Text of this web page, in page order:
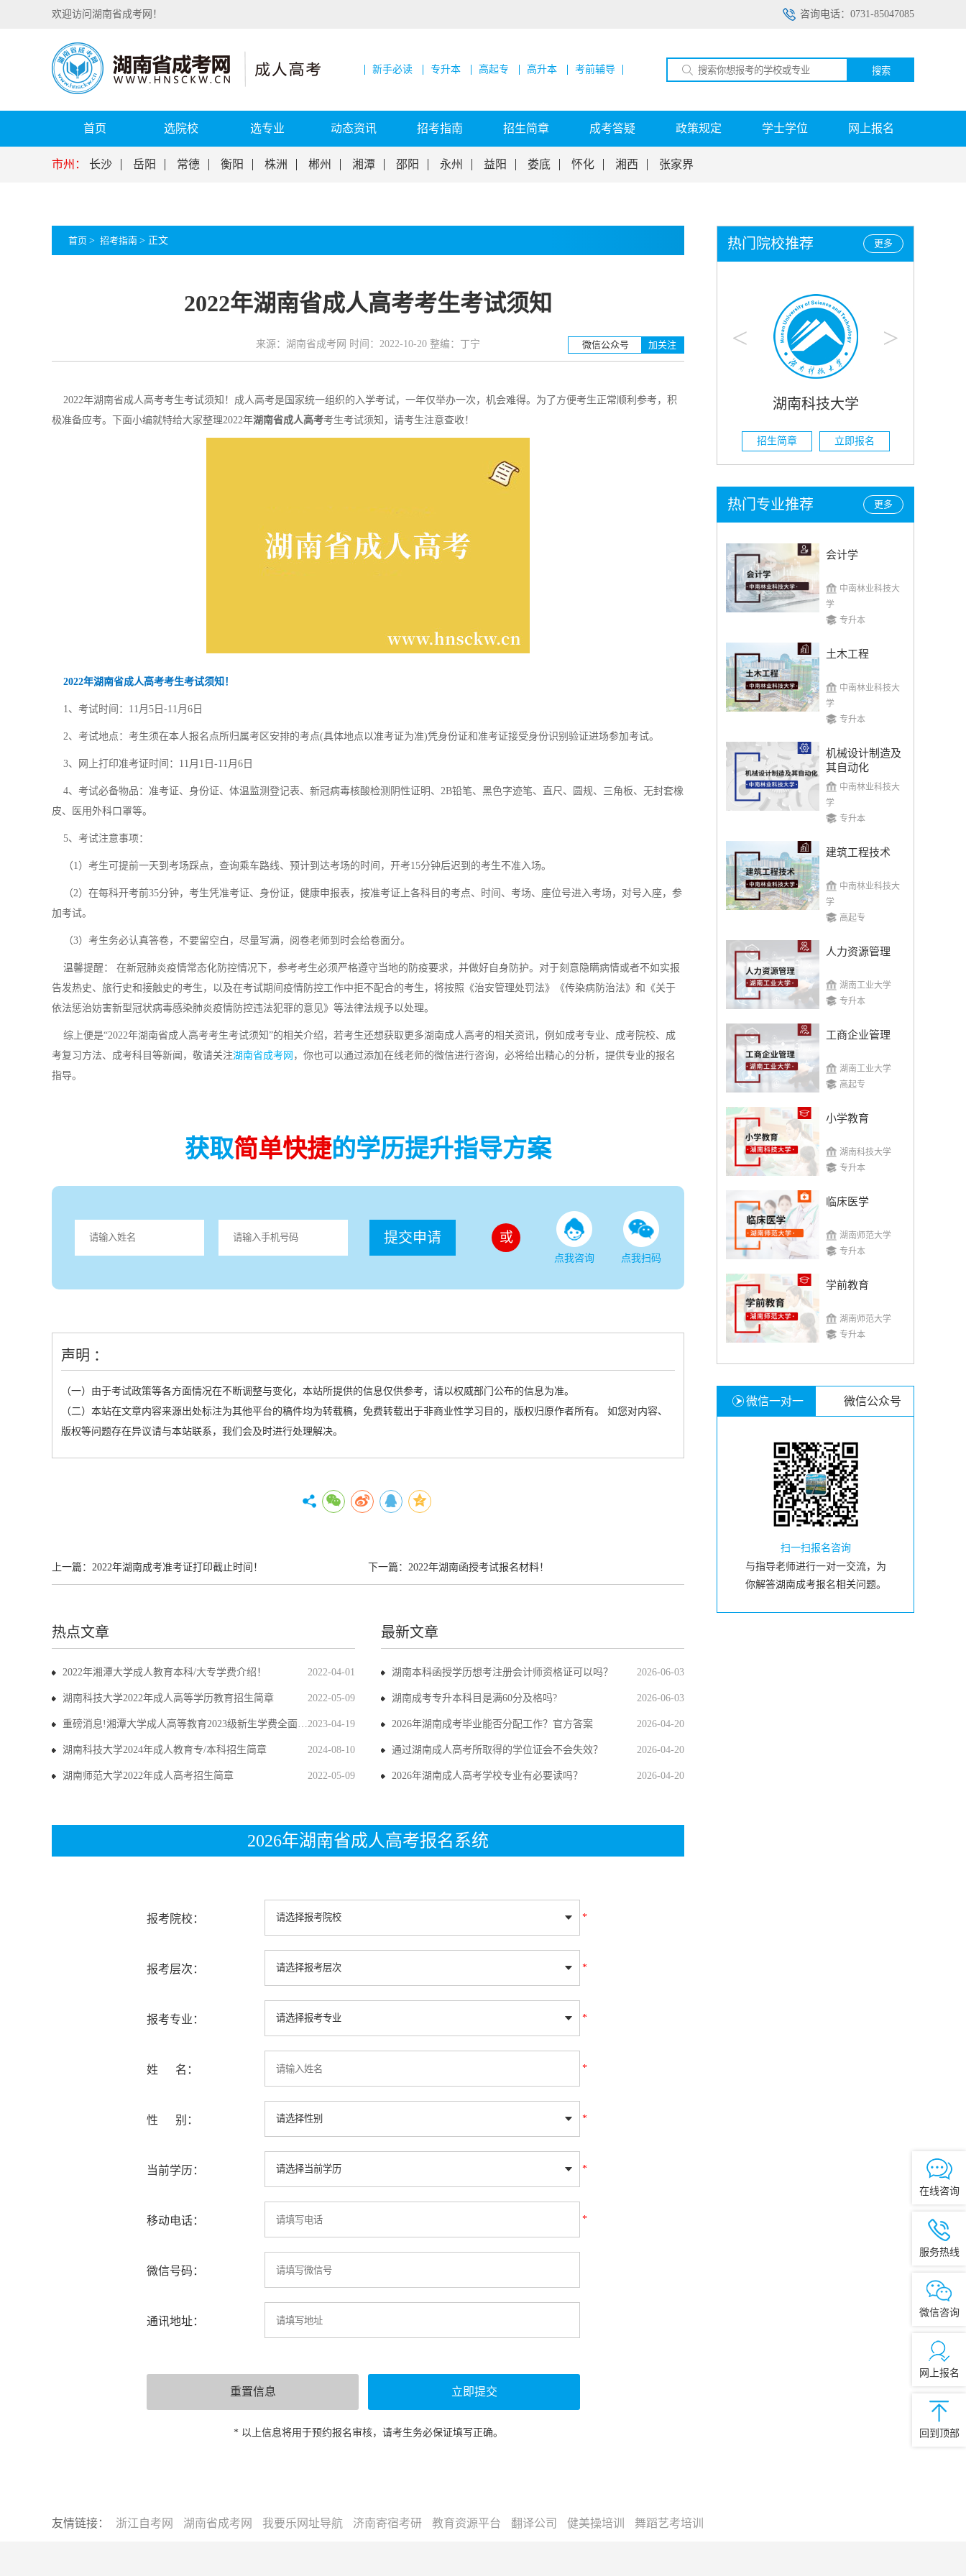
咨询电话：0731-85047085
欢迎访问湖南省成考网！
新手必读 专升本 高起专 高升本 考前辅导 搜索
首页 选院校 选专业 动态资讯 招考指南 招生简章 成考答疑 政策规定 学士学位 网上报名
市州： 长沙 岳阳 常德 衡阳 株洲 郴州 湘潭 邵阳 永州 益阳 娄底 怀化 湘西 张家界
首页 > 招考指南 > 正文
2022年湖南省成人高考考生考试须知
来源：湖南省成考网 时间：2022-10-20 整编：丁宁 微信公众号 加关注
2022年湖南省成人高考考生考试须知！成人高考是国家统一组织的入学考试，一年仅举办一次，机会难得。为了方便考生正常顺利参考，积
极准备应考。下面小编就特给大家整理2022年湖南省成人高考考生考试须知，请考生注意查收！
2022年湖南省成人高考考生考试须知！
1、考试时间：11月5日-11月6日
2、考试地点：考生须在本人报名点所归属考区安排的考点(具体地点以准考证为准)凭身份证和准考证接受身份识别验证进场参加考试。
3、网上打印准考证时间：11月1日-11月6日
4、考试必备物品：准考证、身份证、体温监测登记表、新冠病毒核酸检测阴性证明、2B铅笔、黑色字迹笔、直尺、圆规、三角板、无封套橡
皮、医用外科口罩等。
5、考试注意事项：
（1）考生可提前一天到考场踩点，查询乘车路线、预计到达考场的时间，开考15分钟后迟到的考生不准入场。
（2）在每科开考前35分钟，考生凭准考证、身份证，健康申报表，按准考证上各科目的考点、时间、考场、座位号进入考场，对号入座，参
加考试。
（3）考生务必认真答卷，不要留空白，尽量写满，阅卷老师到时会给卷面分。
温馨提醒： 在新冠肺炎疫情常态化防控情况下，参考考生必须严格遵守当地的防疫要求，并做好自身防护。对于刻意隐瞒病情或者不如实报
告发热史、旅行史和接触史的考生，以及在考试期间疫情防控工作中拒不配合的考生，将按照《治安管理处罚法》《传染病防治法》和《关于
依法惩治妨害新型冠状病毒感染肺炎疫情防控违法犯罪的意见》等法律法规予以处理。
综上便是“2022年湖南省成人高考考生考试须知”的相关介绍，若考生还想获取更多湖南成人高考的相关资讯，例如成考专业、成考院校、成
考复习方法、成考科目等新闻，敬请关注湖南省成考网 ，你也可以通过添加在线老师的微信进行咨询，必将给出精心的分析，提供专业的报名
指导。
获取简单快捷的学历提升指导方案
提交申请 或
点我咨询 点我扫码
声明 ：
（一）由于考试政策等各方面情况在不断调整与变化，本站所提供的信息仅供参考，请以权威部门公布的信息为准。
（二）本站在文章内容来源出处标注为其他平台的稿件均为转载稿，免费转载出于非商业性学习目的，版权归原作者所有。 如您对内容、
版权等问题存在异议请与本站联系，我们会及时进行处理解决。
上一篇： 2022年湖南成考准考证打印截止时间！ 下一篇： 2022年湖南函授考试报名材料！
热点文章
2022-04-01
2022年湘潭大学成人教育本科/大专学费介绍！
2022-05-09
湖南科技大学2022年成人高等学历教育招生简章
2023-04-19
重磅消息!湘潭大学成人高等教育2023级新生学费全面上调
2024-08-10
湖南科技大学2024年成人教育专/本科招生简章
2022-05-09
湖南师范大学2022年成人高考招生简章
最新文章
2026-06-03
湖南本科函授学历想考注册会计师资格证可以吗？
2026-06-03
湖南成考专升本科目是满60分及格吗?
2026-04-20
2026年湖南成考毕业能否分配工作？官方答案
2026-04-20
通过湖南成人高考所取得的学位证会不会失效？
2026-04-20
2026年湖南成人高考学校专业有必要读吗？
2026年湖南省成人高考报名系统
报考院校： *
报考层次： *
报考专业： *
姓 名： *
性 别： *
当前学历： *
移动电话： *
微信号码：
通讯地址：
* 以上信息将用于预约报名审核，请考生务必保证填写正确。
更多
热门院校推荐
< >
湖南工业大学
招生简章 立即报名
湖南科技大学 湖南农业大学
招生简章 立即报名
更多
热门专业推荐
会计学
中南林业科技大
学
专升本
土木工程
中南林业科技大
学
专升本
机械设计制造及
其自动化
中南林业科技大
学
专升本
建筑工程技术
中南林业科技大
学
高起专
人力资源管理
湖南工业大学
专升本
工商企业管理
湖南工业大学
高起专
小学教育
湖南科技大学
专升本
临床医学
湖南师范大学
专升本
学前教育
湖南师范大学
专升本
微信一对一 微信公众号
扫一扫报名咨询
与指导老师进行一对一交流，为
你解答湖南成考报名相关问题。
友情链接： 浙江自考网 湖南省成考网 我要乐网址导航 济南寄宿考研 教育资源平台 翻译公司 健美操培训 舞蹈艺考培训
在线咨询
服务热线
微信咨询
网上报名
回到顶部